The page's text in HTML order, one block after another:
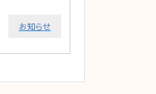
お知らせ